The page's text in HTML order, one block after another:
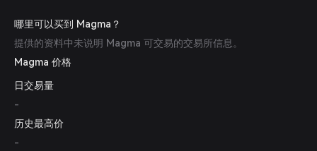
哪里可以买到 Magma？
提供的资料中未说明 Magma 可交易的交易所信息。
Magma 价格
日交易量
-
历史最高价
-